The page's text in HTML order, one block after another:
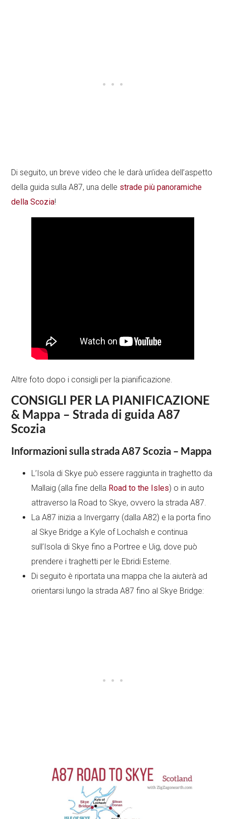
Di seguito, un breve video che le darà un’idea dell’aspetto
della guida sulla A87, una delle strade più panoramiche
della Scozia!
Altre foto dopo i consigli per la pianificazione.
CONSIGLI PER LA PIANIFICAZIONE
& Mappa – Strada di guida A87
Scozia
Informazioni sulla strada A87 Scozia – Mappa
L’Isola di Skye può essere raggiunta in traghetto da
Mallaig (alla fine della Road to the Isles) o in auto
attraverso la Road to Skye, ovvero la strada A87.
La A87 inizia a Invergarry (dalla A82) e la porta fino
al Skye Bridge a Kyle of Lochalsh e continua
sull’Isola di Skye fino a Portree e Uig, dove può
prendere i traghetti per le Ebridi Esterne.
Di seguito è riportata una mappa che la aiuterà ad
orientarsi lungo la strada A87 fino al Skye Bridge: